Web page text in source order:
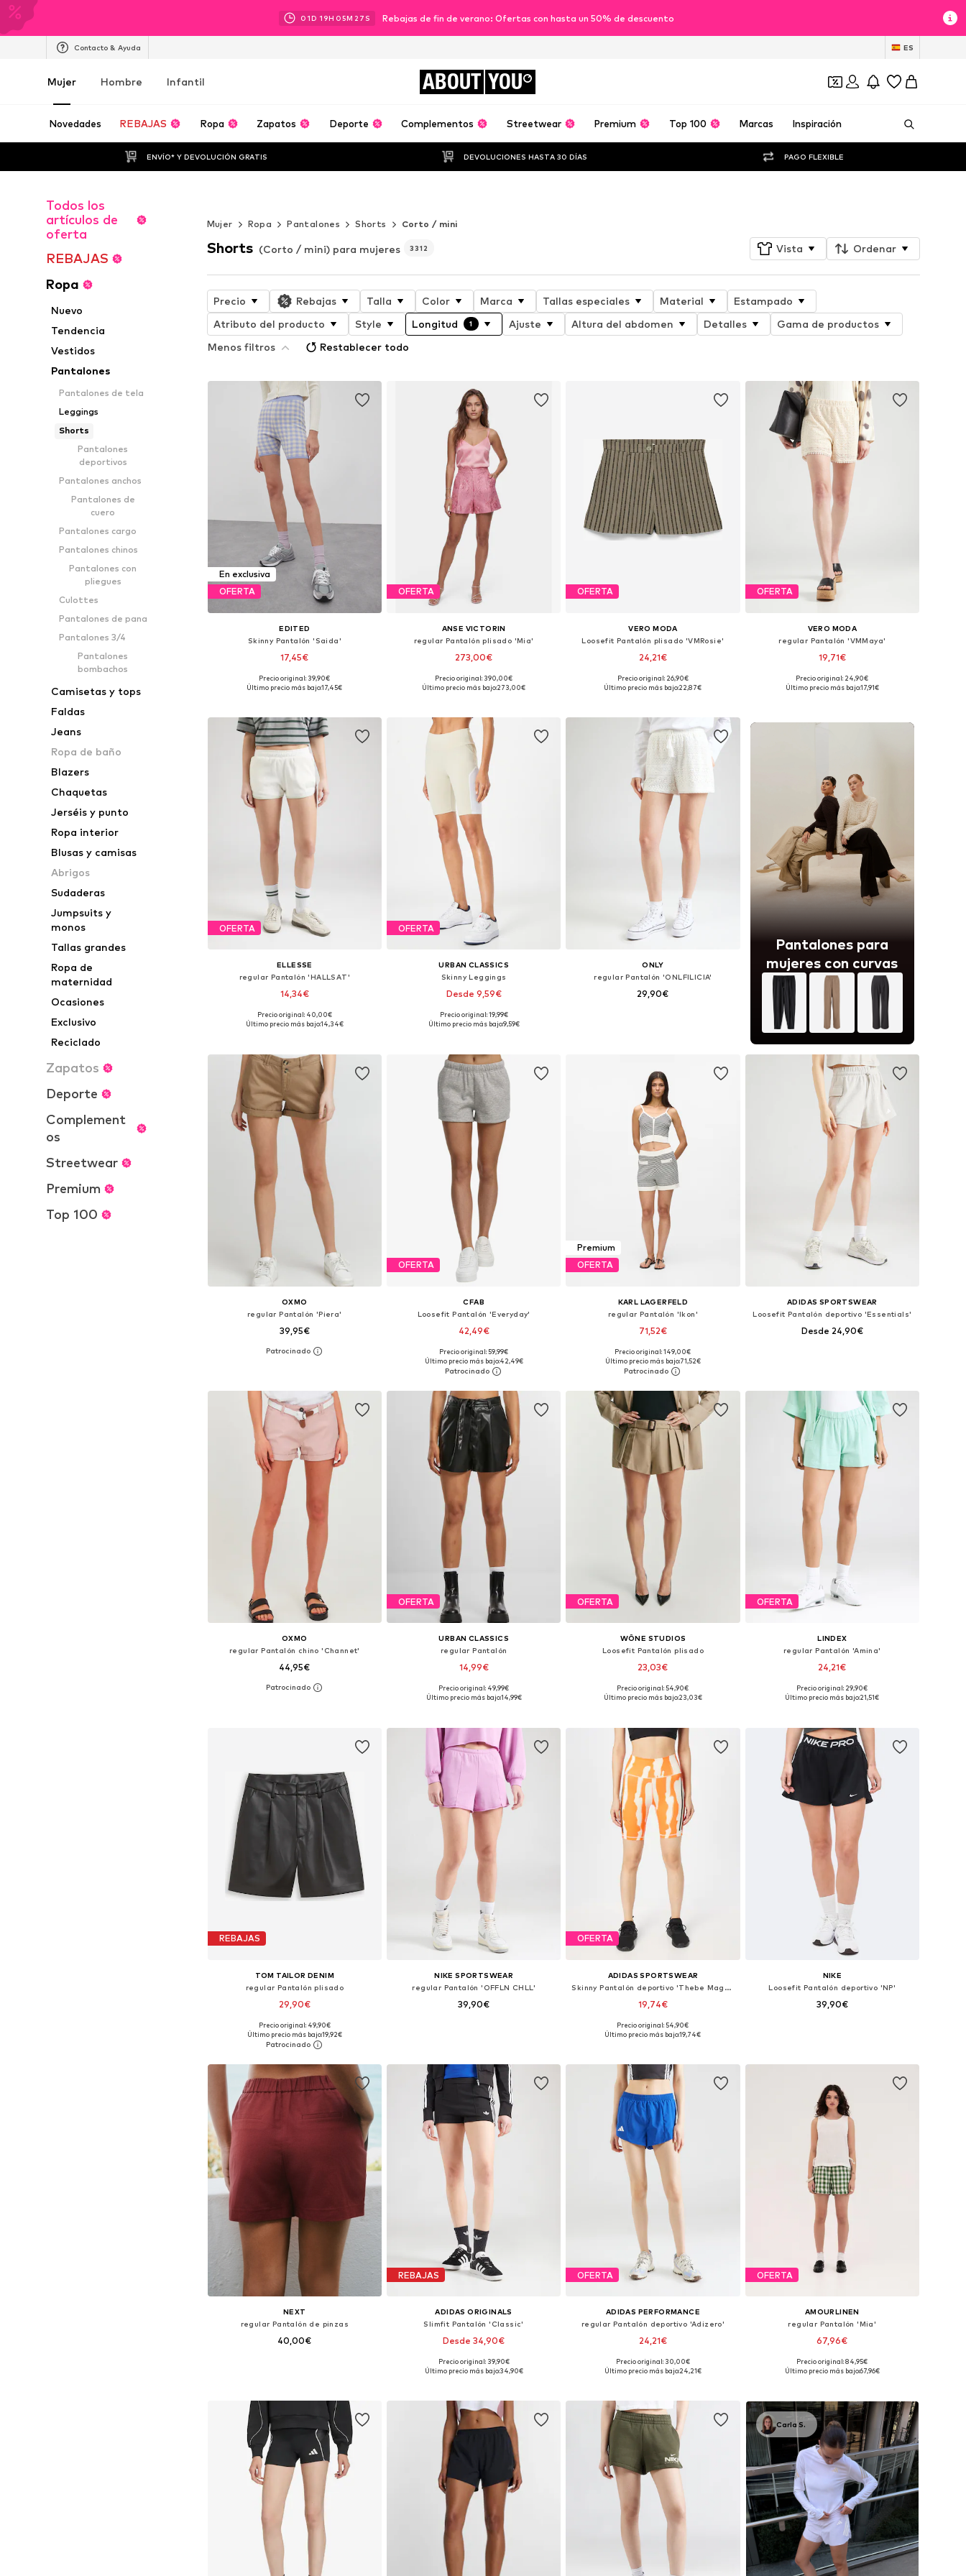
01D 19H 05M 26 S Rebajas de fin de verano: Ofertas con hasta un 50% de descuento
Contacto & Ayuda ES
Mujer Hombre Infantil ABOUT YOU
Novedades REBAJAS Ropa Zapatos Deporte Complementos Streetwear Premium Top 100 Marcas Inspiración
ENVÍO* Y DEVOLUCIÓN GRATIS DEVOLUCIONES HASTA 30 DÍAS PAGO FLEXIBLE
Todos los
artículos de
oferta
REBAJAS
Ropa
Nuevo
Tendencia
Vestidos
Pantalones
Pantalones de tela
Leggings
Shorts
Pantalones
deportivos
Pantalones anchos
Pantalones de
cuero
Pantalones cargo
Pantalones chinos
Pantalones con
pliegues
Culottes
Pantalones de pana
Pantalones 3/4
Pantalones
bombachos
Camisetas y tops
Faldas
Jeans
Ropa de baño
Blazers
Chaquetas
Jerséis y punto
Ropa interior
Blusas y camisas
Abrigos
Sudaderas
Jumpsuits y
monos
Tallas grandes
Ropa de
maternidad
Ocasiones
Exclusivo
Reciclado
Zapatos
Deporte
Complement
os
Streetwear
Premium
Top 100
Mujer
Ropa Pantalones Shorts Corto / mini
Shorts (Corto / mini) para mujeres 3312 Vista Ordenar
Precio Rebajas Talla Color Marca Tallas especiales Material
Estampado
Atributo del producto
Style Longitud 1 Ajuste Altura del abdomen Detalles
Gama de productos
Menos filtros
Restablecer todo
En exclusiva
OFERTA
EDITED
Skinny Pantalón 'Saida'
17,45€
Tallas disponibles: 36, 38, 40, 42, 44
Precio original: 39,90€
Último precio más bajo:17,45€
OFERTA
ANSE VICTORIN
regular Pantalón plisado 'Mia'
273,00€
Tallas disponibles: 36, 38, 40, 42
Precio original: 390,00€
Último precio más bajo:273,00€
OFERTA
VERO MODA
Loosefit Pantalón plisado 'VMRosie'
24,21€
Tallas disponibles: 36, 38, 40, 42, 44
Precio original: 26,90€
Último precio más bajo:22,87€
OFERTA
VERO MODA
regular Pantalón 'VMMaya'
19,71€
+1
Tallas disponibles: 36, 38, 40, 42, 44
Precio original: 24,90€
Último precio más bajo:17,91€
OFERTA
ELLESSE
regular Pantalón 'HALLSAT'
14,34€
Tallas disponibles: 36, 38, 40, 42
Precio original: 40,00€
Último precio más bajo:14,34€
OFERTA
URBAN CLASSICS
Skinny Leggings
Desde 9,59€
+1
Tallas disponibles: XS, S, M, L
Precio original: 19,99€
Último precio más bajo:9,59€
ONLY
regular Pantalón 'ONLFILICIA'
29,90€
Pantalones para
mujeres con curvas
OXMO
regular Pantalón 'Piera'
39,95€
+1
Tallas disponibles: 40, 44, 46
OFERTA
CFAB
Loosefit Pantalón 'Everyday'
42,49€
Tallas disponibles: 38, 40, 42, 44
Añadir a la cesta
Precio original: 59,99€
Último precio más bajo:42,49€
Premium
OFERTA
KARL LAGERFELD
regular Pantalón 'Ikon'
71,52€
Tallas disponibles: 38, 40, 42, 44, 46
Añadir a la cesta
Precio original: 149,00€
Último precio más bajo:71,52€
ADIDAS SPORTSWEAR
Loosefit Pantalón deportivo 'Essentials'
Desde 24,90€
OXMO
regular Pantalón chino 'Channet'
44,95€
+1
Tallas disponibles: 42, 44, 46
OFERTA
URBAN CLASSICS
regular Pantalón
14,99€
Tallas disponibles: 38, 38, 40, 42, 44
Precio original: 49,99€
Último precio más bajo:14,99€
OFERTA
WÔNE STUDIOS
Loosefit Pantalón plisado
23,03€
Tallas disponibles: 36, 38, 40, 42, 44, 46
Precio original: 54,90€
Último precio más bajo:23,03€
OFERTA
LINDEX
regular Pantalón 'Amina'
24,21€
Tallas disponibles: 36, 38, 40, 42, 44, 46
Precio original: 29,90€
Último precio más bajo:21,51€
REBAJAS
TOM TAILOR DENIM
regular Pantalón plisado
29,90€
Tallas disponibles: 36, 38, 40, 42, 44
Añadir a la cesta
Precio original: 49,90€
Último precio más bajo:19,92€
NIKE SPORTSWEAR
regular Pantalón 'OFFLN CHLL'
39,90€
OFERTA
ADIDAS SPORTSWEAR
Skinny Pantalón deportivo 'Thebe Magugu Bike'
19,74€
Tallas disponibles: XXXS-XXS x regular
Precio original: 54,90€
Último precio más bajo:19,74€
NIKE
Loosefit Pantalón deportivo 'NP'
39,90€
NEXT
regular Pantalón de pinzas
40,00€
REBAJAS
ADIDAS ORIGINALS
Slimfit Pantalón 'Classic'
Desde 34,90€
Tallas disponibles: 36, 38, 40, 42, 44
Precio original: 39,90€
Último precio más bajo:34,90€
OFERTA
ADIDAS PERFORMANCE
regular Pantalón deportivo 'Adizero'
24,21€
+1
Disponible en muchas tallas
Precio original: 30,00€
Último precio más bajo:24,21€
OFERTA
AMOURLINEN
regular Pantalón 'Mia'
67,96€
Precio original: 84,95€
Último precio más bajo:67,96€
Carla S.